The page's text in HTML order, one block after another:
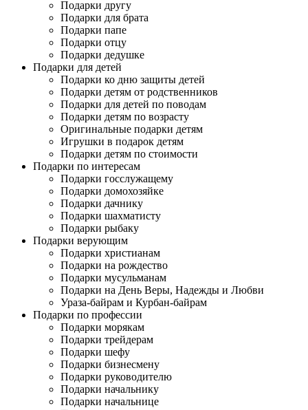
Подарки другу
Подарки для брата
Подарки папе
Подарки отцу
Подарки дедушке
Подарки для детей
Подарки ко дню защиты детей
Подарки детям от родственников
Подарки для детей по поводам
Подарки детям по возрасту
Оригинальные подарки детям
Игрушки в подарок детям
Подарки детям по стоимости
Подарки по интересам
Подарки госслужащему
Подарки домохозяйке
Подарки дачнику
Подарки шахматисту
Подарки рыбаку
Подарки верующим
Подарки христианам
Подарки на рождество
Подарки мусульманам
Подарки на День Веры, Надежды и Любви
Ураза-байрам и Курбан-байрам
Подарки по профессии
Подарки морякам
Подарки трейдерам
Подарки шефу
Подарки бизнесмену
Подарки руководителю
Подарки начальнику
Подарки начальнице